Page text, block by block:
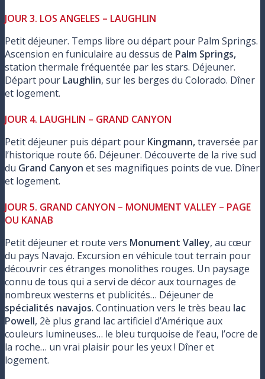
JOUR 3. LOS ANGELES – LAUGHLIN
Petit déjeuner. Temps libre ou départ pour Palm Springs.
Ascension en funiculaire au dessus de Palm Springs,
station thermale fréquentée par les stars. Déjeuner.
Départ pour Laughlin, sur les berges du Colorado. Dîner
et logement.
JOUR 4. LAUGHLIN – GRAND CANYON
Petit déjeuner puis départ pour Kingmann,traversée par
l’historique route 66. Déjeuner. Découverte de la rive sud
du Grand Canyon et ses magnifiques points de vue. Dîner
et logement.
JOUR 5. GRAND CANYON – MONUMENT VALLEY – PAGE
OU KANAB
Petit déjeuner et route vers Monument Valley, au cœur
du pays Navajo. Excursion en véhicule tout terrain pour
découvrir ces étranges monolithes rouges. Un paysage
connu de tous qui a servi de décor aux tournages de
nombreux westerns et publicités… Déjeuner de
spécialités navajos. Continuation vers le très beau lac
Powell, 2è plus grand lac artificiel d’Amérique aux
couleurs lumineuses… le bleu turquoise de l’eau, l’ocre de
la roche… un vrai plaisir pour les yeux ! Dîner et
logement.